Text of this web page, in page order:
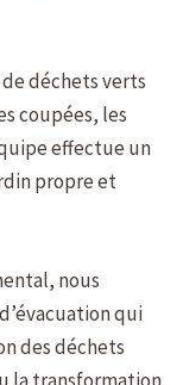
déchets verts
coupées, les
effectue un
propre et
nous
qui
des déchets